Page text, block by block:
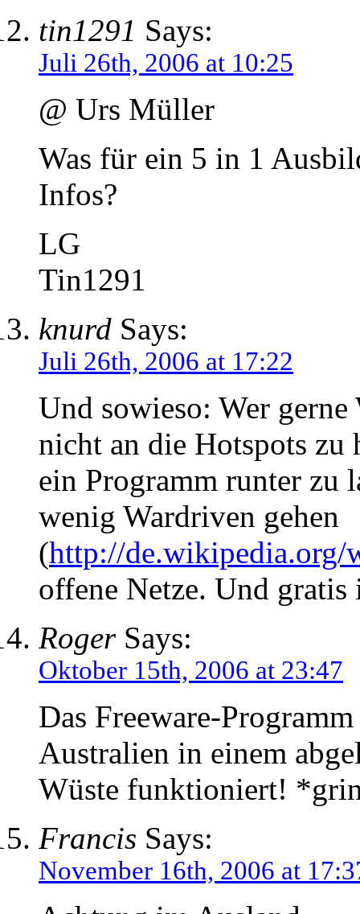
tin1291 Says:
Juli 26th, 2006 at 10:25
@ Urs Müller
Was für ein 5 in 1
Infos?
LG
Tin1291
knurd Says:
Juli 26th, 2006 at 17:22
Und sowieso: Wer
nicht an die Hotspots zu
ein Programm runter zu
wenig Wardriven gehen
(http://
offene Netze. Und gratis
RogerSays:
Oktober 15th, 2006 at 23:47
Das Freeware-
Australien in einem
Wüste funktioniert!
Francis Says:
November 16th, 2006 at